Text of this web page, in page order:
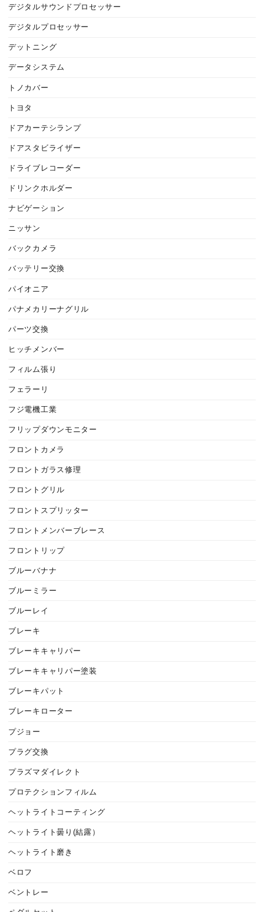
デジタルサウンドプロセッサー
デジタルプロセッサー
デットニング
データシステム
トノカバー
トヨタ
ドアカーテシランプ
ドアスタビライザー
ドライブレコーダー
ドリンクホルダー
ナビゲーション
ニッサン
バックカメラ
バッテリー交換
パイオニア
パナメカリーナグリル
パーツ交換
ヒッチメンバー
フィルム張り
フェラーリ
フジ電機工業
フリップダウンモニター
フロントカメラ
フロントガラス修理
フロントグリル
フロントスプリッター
フロントメンバーブレース
フロントリップ
ブルーバナナ
ブルーミラー
ブルーレイ
ブレーキ
ブレーキキャリパー
ブレーキキャリパー塗装
ブレーキパット
ブレーキローター
プジョー
プラグ交換
プラズマダイレクト
プロテクションフィルム
ヘットライトコーティング
ヘットライト曇り(結露）
ヘットライト磨き
ベロフ
ベントレー